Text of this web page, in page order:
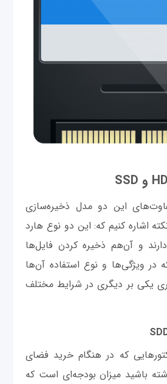
این دو مدل ذخیره‌سازی
اشاره کنیم که: این دو نوع هارد
و آن‌هم ذخیره کردن فایل‌ها
ویژگی‌ها و نوع استفاده آن‌ها
یکی بر دیگری در شرایط مختلف
که در هنگام خرید فضای
باشید میزان بودجه‌ای است که